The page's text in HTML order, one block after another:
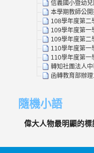
信義國小暨幼
本學期教師公開
108學年度第二
109學年度第一
109學年度第二
110學年度第一
110學年度第一
轉知社團法人
函轉教育部辦
隨機小語
偉大人物最明顯的